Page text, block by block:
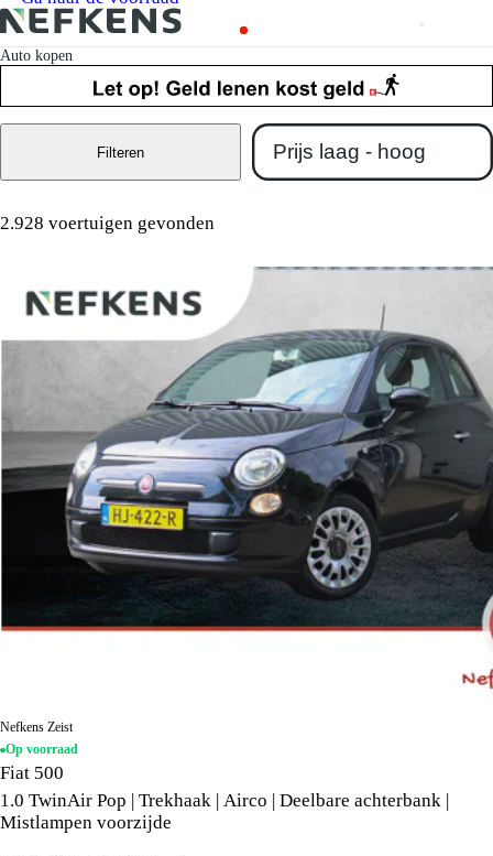
Auto kopen
2.928 voertuigen gevonden
Filteren
Nefkens Zeist
Op voorraad
Fiat 500
1.0 TwinAir Pop | Trekhaak | Airco | Deelbare achterbank |
Mistlampen voorzijde